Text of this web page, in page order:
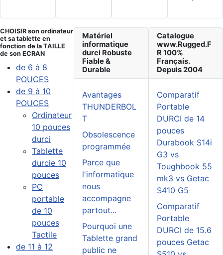
CHOISIR son ordinateur
et sa tablette en
fonction de la TAILLE
de son ECRAN
de 6 à 8
POUCES
de 9 à 10
POUCES
Ordinateur
10 pouces
durci
Tablette
durcie 10
pouces
PC
portable
de 10
pouces
Tactile
de 11 à 12
Matériel
informatique
durci Robuste
Fiable &
Durable
Avantages
THUNDERBOL
T
Obsolescence
programmée
Parce que
l'informatique
nous
accompagne
partout...
Pourquoi une
Tablette grand
public ne
Catalogue
www.Rugged.F
R 100%
Français.
Depuis 2004
Comparatif
Portable
DURCI de 14
pouces
Durabook S14i
G3 vs
Toughbook 55
mk3 vs Getac
S410 G5
Comparatif
Portable
DURCI de 15.6
pouces Getac